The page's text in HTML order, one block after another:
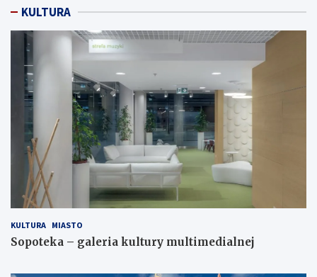
KULTURA
KULTURA MIASTO
Sopoteka – galeria kultury multimedialnej